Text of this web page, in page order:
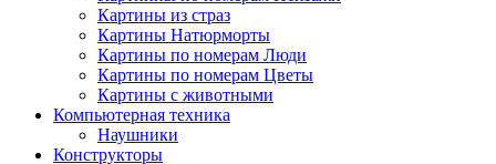
Картины из страз
Картины Натюрморты
Картины по номерам Люди
Картины по номерам Цветы
Картины с животными
Компьютерная техника
Наушники
Конструкторы